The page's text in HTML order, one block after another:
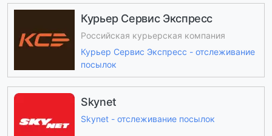
Курьер Сервис Экспресс
Российская курьерская компания
Курьер Сервис Экспресс - отслеживание
посылок
Skynet
Skynet - отслеживание посылок